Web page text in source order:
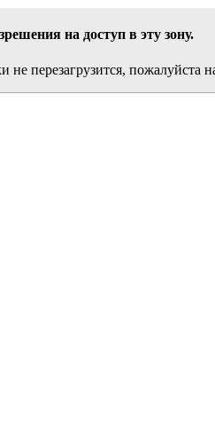
на доступ в эту зону.
не перезагрузится, пожалуйста